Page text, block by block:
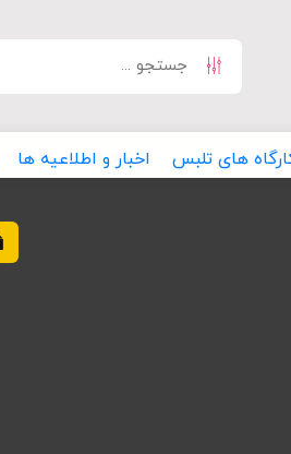
های تلبس اخبار و اطلاعیه ها